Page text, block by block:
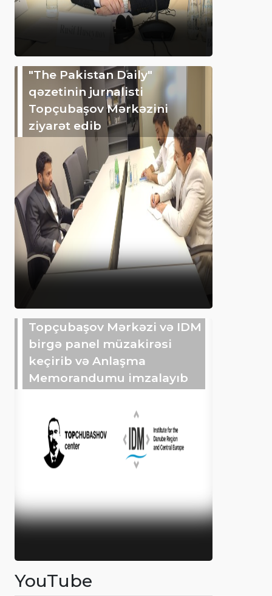
"The Pakistan Daily"
qəzetinin jurnalisti
Topçubaşov Mərkəzini
ziyarət edib
Topçubaşov Mərkəzi və IDM
birgə panel müzakirəsi
keçirib və Anlaşma
Memorandumu imzalayıb
YouTube